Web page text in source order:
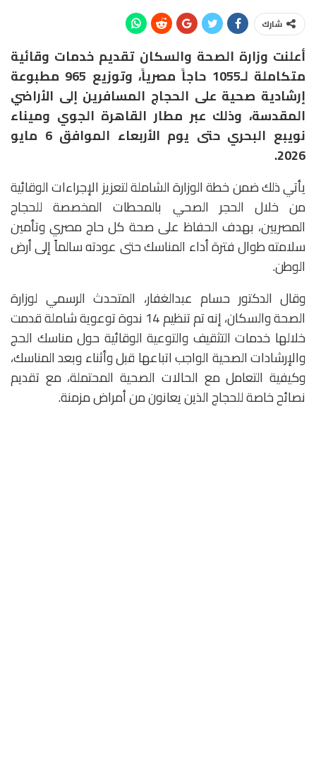
شارك
أعلنت وزارة الصحة والسكان تقديم خدمات وقائية
متكاملة لـ1055 حاجاً مصرياً، وتوزيع 965 مطبوعة
إرشادية صحية على الحجاج المسافرين إلى الأراضي
المقدسة، وذلك عبر مطار القاهرة الجوي وميناء
نويبع البحري حتى يوم الأربعاء الموافق 6 مايو
2026.
يأتي ذلك ضمن خطة الوزارة الشاملة لتعزيز الإجراءات الوقائية
من خلال الحجر الصحي بالمحطات المخصصة للحجاج
المصريين، بهدف الحفاظ على صحة كل حاج مصري وتأمين
سلامته طوال فترة أداء المناسك حتى عودته سالماً إلى أرض
الوطن.
وقال الدكتور حسام عبدالغفار، المتحدث الرسمي لوزارة
الصحة والسكان، إنه تم تنظيم 14 ندوة توعوية شاملة قدمت
خلالها خدمات التثقيف والتوعية الوقائية حول مناسك الحج
والإرشادات الصحية الواجب اتباعها قبل وأثناء وبعد المناسك،
وكيفية التعامل مع الحالات الصحية المحتملة، مع تقديم
نصائح خاصة للحجاج الذين يعانون من أمراض مزمنة.